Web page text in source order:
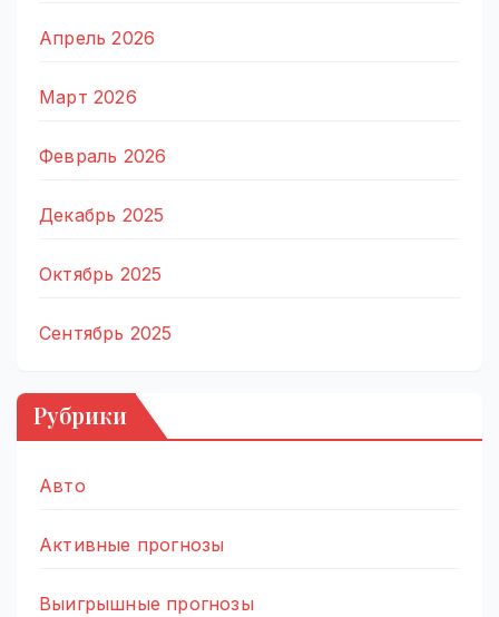
Апрель 2026
Март 2026
Февраль 2026
Декабрь 2025
Октябрь 2025
Сентябрь 2025
Рубрики
Авто
Активные прогнозы
Выигрышные прогнозы